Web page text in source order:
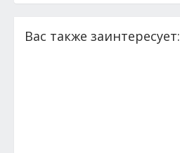
Вас также заинтересует: